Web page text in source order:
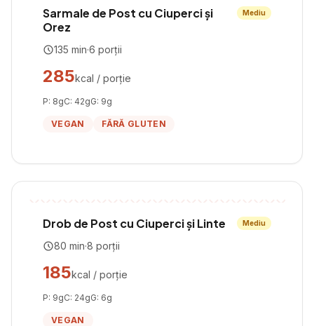
Sarmale de Post cu Ciuperci și
Orez
Mediu
135 min·6 porții
285kcal / porție
P: 8gC: 42gG: 9g
VEGAN FĂRĂ GLUTEN
Drob de Post cu Ciuperci și Linte Mediu
80 min·8 porții
185kcal / porție
P: 9gC: 24gG: 6g
VEGAN